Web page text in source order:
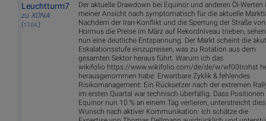
Leuchtturm7
zu XONA
( 17.04.)
Der aktuelle Drawdown bei Equinor und anderen Öl-Werten
meiner Ansicht nach symptomatisch für die aktuelle
Nachdem der Iran-Konflikt und die Sperrung der Straße von
Hormus die Preise im März auf Rekordniveau trieben,
nun eine deutliche Entspannung. Der Markt scheint die
Eskalationsstufe einzupreisen, was zu Rotation aus dem
gesamten Sektor heraus führt. Warum ich das
wikifolio https://www.wikifolio.com/de/de/w/wf00trohst
herausgenommen habe: Erwartbare Zyklik & fehlendes
Risikomanagement: Ein Rücksetzer nach der extremen
im ersten Quartal war technisch überfällig. Dass Positionen
Equinor nun 10 % an einem Tag verlieren, unterstreicht
Wunsch nach aktiver Kommunikation: Ich schätze die